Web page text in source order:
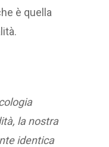
è quella
la nostra
identica